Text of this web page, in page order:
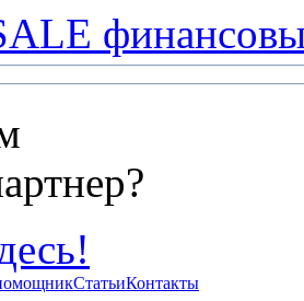
СтатьиКонтакты